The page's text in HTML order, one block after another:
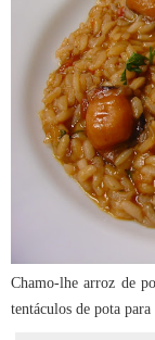
Chamo-lhe arroz de
tentáculos de pota